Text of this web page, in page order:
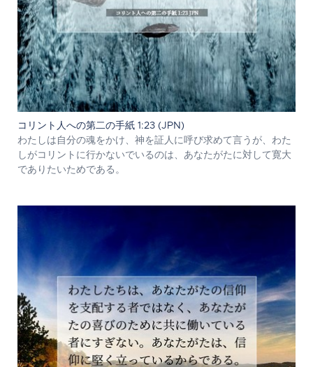
コリント人への第二の手紙 1:23 (JPN)
わたしは自分の魂をかけ、神を証人に呼び求めて言うが、わた
しがコリントに行かないでいるのは、あなたがたに対して寛大
でありたいためである。